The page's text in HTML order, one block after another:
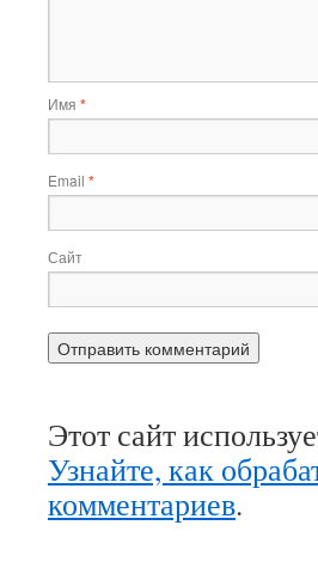
Имя *
Email *
Сайт
Этот сайт
Узнайте, как
комментариев.